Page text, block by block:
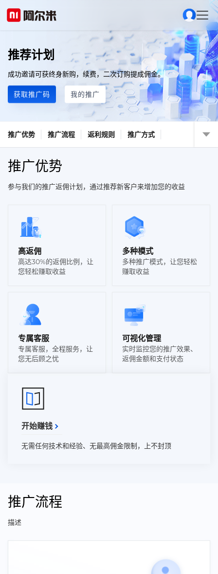
推荐计划
成功邀请可获终身新购，续费，二次订购提成佣金。
获取推广码 我的推广
推广优势 推广流程 返利规则 推广方式
推广优势
参与我们的推广返佣计划，通过推荐新客户来增加您的收益
高返佣
高达30%的返佣比例，让
您轻松赚取收益
多种模式
多种推广模式，让您轻松
赚取收益
专属客服
专属客服，全程服务，让
您无后顾之忧
可视化管理
实时监控您的推广效果、
返佣金额和支付状态
开始赚钱
无需任何技术和经验、无最高佣金限制，上不封顶
推广流程
描述